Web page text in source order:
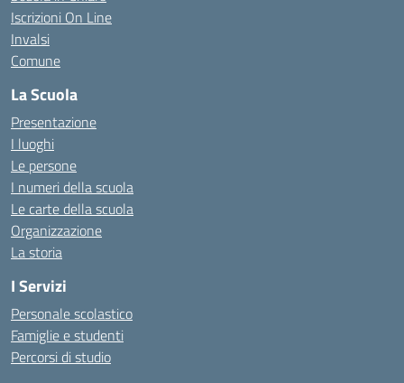
Iscrizioni On Line
Invalsi
Comune
La Scuola
Presentazione
I luoghi
Le persone
I numeri della scuola
Le carte della scuola
Organizzazione
La storia
I Servizi
Personale scolastico
Famiglie e studenti
Percorsi di studio